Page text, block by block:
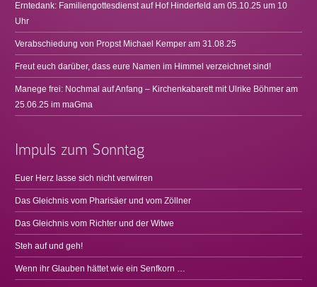
Erntedank: Familiengottesdienst auf Hof Hinderfeld am 05.10.25 um 10
Uhr
Verabschiedung von Propst Michael Kemper am 31.08.25
Freut euch darüber, dass eure Namen im Himmel verzeichnet sind!
Manege frei: Nochmal auf Anfang – Kirchenkabarett mit Ulrike Böhmer am
25.06.25 im maGma
Impuls zum Sonntag
Euer Herz lasse sich nicht verwirren
Das Gleichnis vom Pharisäer und vom Zöllner
Das Gleichnis vom Richter und der Witwe
Steh auf und geh!
Wenn ihr Glauben hättet wie ein Senfkorn …